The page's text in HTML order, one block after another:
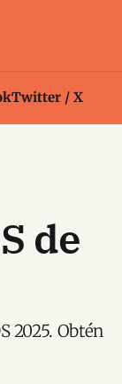
Twitter / X
de
2025. Obtén